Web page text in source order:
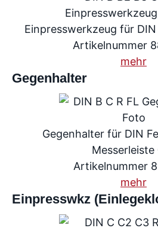
Einpresswerkzeug für
Artikelnummer
mehr
Gegenhalter
Gegenhalter für DIN
Messerleiste
Artikelnummer
mehr
Einpresswkz